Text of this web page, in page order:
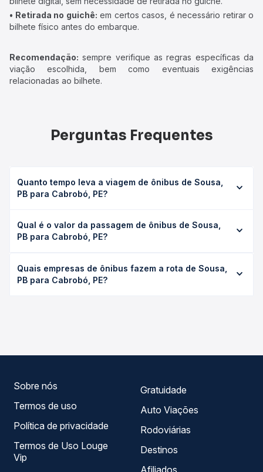
• Retirada no guichê: em certos casos, é necessário retirar o
bilhete físico antes do embarque.
Recomendação: sempre verifique as regras específicas da
viação escolhida, bem como eventuais exigências
relacionadas ao bilhete.
Perguntas Frequentes
Quanto tempo leva a viagem de ônibus de Sousa,
PB para Cabrobó, PE?
em média 6h 13min, podendo variar conforme a viação, o
tipo de serviço (convencional, executivo ou leito) e as
opção na data desejada.
Qual é o valor da passagem de ônibus de Sousa,
PB para Cabrobó, PE?
Cabrobó, PE custa em média R$ 136,00 e varia conforme a
data da viagem, a empresa, o tipo de poltrona e a
Quais empresas de ônibus fazem a rota de Sousa,
PB para Cabrobó, PE?
Sobre nós
Termos de uso
Política de privacidade
Termos de Uso Louge
Vip
Gratuidade
Auto Viações
Rodoviárias
Destinos
Afiliados